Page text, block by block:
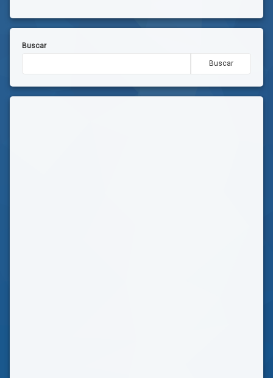
Buscar
Buscar